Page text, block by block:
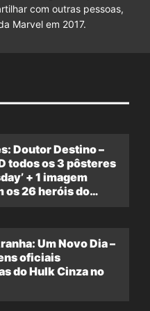
com outras pessoas,
Marvel em 2017.
Doutor Destino –
todos os 3 pôsteres
+ 1 imagem
os 26 heróis do
Um Novo Dia –
oficiais
do Hulk Cinza no